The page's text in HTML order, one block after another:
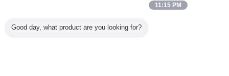
11:15 PM
Good day, what product are you looking for?